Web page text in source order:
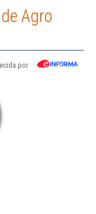
Agro
por